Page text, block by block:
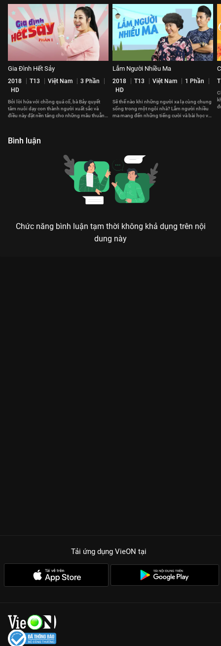
Gia Đình Hết Sảy
2018 T13 Việt Nam
3 Phần
HD
Bởi lời hứa với chồng quá cố, bà Bảy quyết
tâm nuôi dạy con thành người xuất sắc và
điều này đặt nền tảng cho những mâu thuẫn
Lắm Người Nhiều Ma
2018 T13 Việt Nam
1 Phần
HD
Sẽ thế nào khi những người xa lạ cùng chung
sống trong một ngôi nhà? Lắm người nhiều
ma mang đến những tiếng cười và bài học về
Bình luận
Chức năng bình luận tạm thời không khả dụng trên nội
dung này
Tải ứng dụng VieON tại